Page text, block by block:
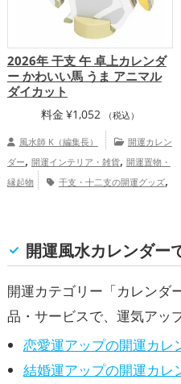
2026年 干支 午 卓上カレンダ
ー かわいい馬 うま アニマル
ダイカット
料金 ¥1,052 （税込）
風水師 K（編集長）
開運カレン
ダー, 開運インテリア・雑貨, 開運置物・
縁起物
干支・十二支の開運グッズ,
事運アップ, 家庭運・家族運アップ,総合
運・全体運アップ
開運風水カレンダーで運気アップ！(恋
開運カテゴリー「カレンダ
品・サービスで、運気アッ
恋愛運アップの開運カレ
結婚運アップの開運カレ